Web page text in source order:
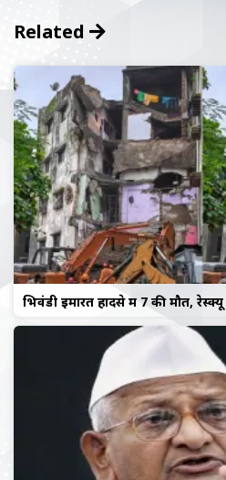
Related
भिवंडी इमारत हादसे में 7 की मौत,